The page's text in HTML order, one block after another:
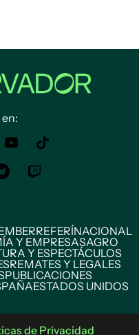
REFERÍNACIONAL
Y EMPRESASAGRO
Y ESPECTÁCULOS
REMATES Y LEGALES
PUBLICACIONES
ESTADOS UNIDOS
de Privacidad